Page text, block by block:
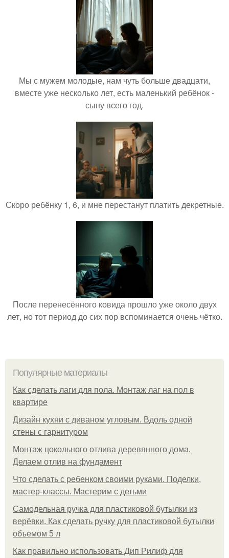
Мы с мужем молодые, нам чуть больше двадцати,
вместе уже несколько лет, есть маленький ребёнок -
сыну всего год.
Скоро ребёнку 1, 6, и мне перестанут платить декретные.
После перенесённого ковида прошло уже около двух
лет, но тот период до сих пор вспоминается очень чётко.
Популярные материалы
Как сделать лаги для пола. Монтаж лаг на пол в
квартире
Дизайн кухни с диваном угловым. Вдоль одной
стены с гарнитуром
Монтаж цокольного отлива деревянного дома.
Делаем отлив на фундамент
Что сделать с ребенком своими руками. Поделки,
мастер-классы. Мастерим с детьми
Самодельная ручка для пластиковой бутылки из
верёвки. Как сделать ручку для пластиковой бутылки
объемом 5 л
Как правильно использовать Дип Рилиф для